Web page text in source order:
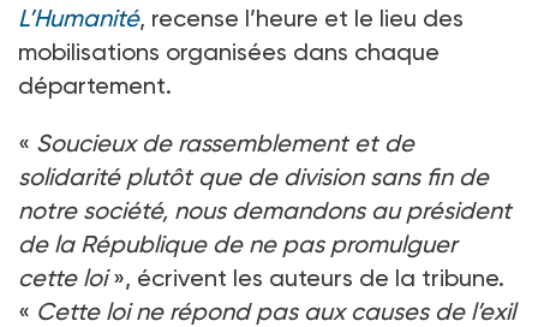
L’Humanité, recense l’heure et le lieu des
mobilisations organisées dans chaque
département.
« Soucieux de rassemblement et de
solidarité plutôt que de division sans fin de
notre société, nous demandons au président
de la République de ne pas promulguer
cette loi », écrivent les auteurs de la tribune.
« Cette loi ne répond pas aux causes de l’exil